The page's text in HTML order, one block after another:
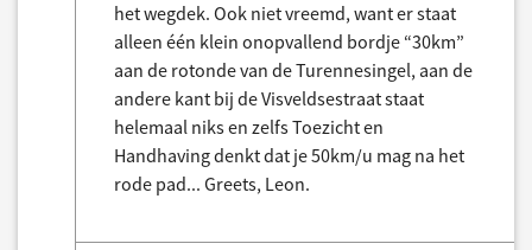
het wegdek. Ook niet vreemd, want er staat
alleen één klein onopvallend bordje “30km”
aan de rotonde van de Turennesingel, aan de
andere kant bij de Visveldsestraat staat
helemaal niks en zelfs Toezicht en
Handhaving denkt dat je 50km/u mag na het
rode pad... Greets, Leon.